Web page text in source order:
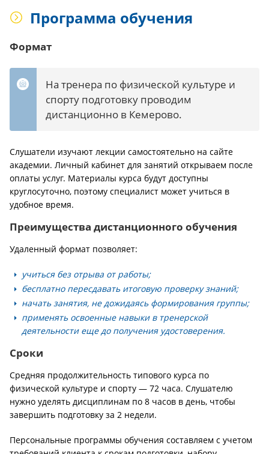
Программа обучения
Формат
На тренера по физической культуре и
спорту подготовку проводим
дистанционно в Кемерово.
Слушатели изучают лекции самостоятельно на сайте
академии. Личный кабинет для занятий открываем после
оплаты услуг. Материалы курса будут доступны
круглосуточно, поэтому специалист может учиться в
удобное время.
Преимущества дистанционного обучения
Удаленный формат позволяет:
учиться без отрыва от работы;
бесплатно пересдавать итоговую проверку знаний;
начать занятия, не дожидаясь формирования группы;
применять освоенные навыки в тренерской
деятельности еще до получения удостоверения.
Сроки
Средняя продолжительность типового курса по
физической культуре и спорту — 72 часа. Слушателю
нужно уделять дисциплинам по 8 часов в день, чтобы
завершить подготовку за 2 недели.
Персональные программы обучения составляем с учетом